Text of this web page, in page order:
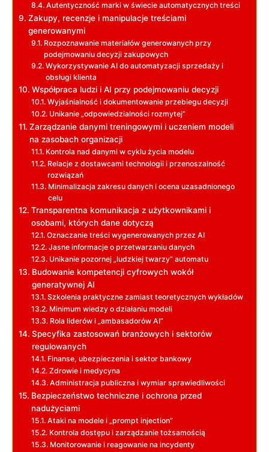
Autentyczność marki w świecie automatycznych treści
Zakupy, recenzje i manipulacje treściami
generowanymi
Rozpoznawanie materiałów generowanych przy
podejmowaniu decyzji zakupowych
Wykorzystywanie AI do automatyzacji sprzedaży i
obsługi klienta
Współpraca ludzi i AI przy podejmowaniu decyzji
Wyjaśnialność i dokumentowanie przebiegu decyzji
Unikanie „odpowiedzialności rozmytej”
Zarządzanie danymi treningowymi i uczeniem modeli
na zasobach organizacji
Kontrola nad danymi w cyklu życia modelu
Relacje z dostawcami technologii i przenoszalność
rozwiązań
Minimalizacja zakresu danych i ocena uzasadnionego
celu
Transparentna komunikacja z użytkownikami i
osobami, których dane dotyczą
Oznaczanie treści wygenerowanych przez AI
Jasne informacje o przetwarzaniu danych
Unikanie pozornej „ludzkiej twarzy” automatu
Budowanie kompetencji cyfrowych wokół
generatywnej AI
Szkolenia praktyczne zamiast teoretycznych wykładów
Minimum wiedzy o działaniu modeli
Rola liderów i „ambasadorów AI”
Specyfika zastosowań branżowych i sektorów
regulowanych
Finanse, ubezpieczenia i sektor bankowy
Zdrowie i medycyna
Administracja publiczna i wymiar sprawiedliwości
Bezpieczeństwo techniczne i ochrona przed
nadużyciami
Ataki na modele i „prompt injection”
Kontrola dostępu i zarządzanie tożsamością
Monitorowanie i reagowanie na incydenty